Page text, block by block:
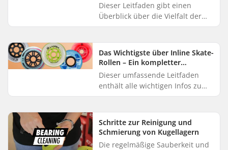
Dieser Leitfaden gibt einen
Überblick über die Vielfalt der
verfügbaren Inline Skates und
findest du die perfekten Sk...
Das Wichtigste über Inline Skate-
Rollen – Ein kompletter
Leitfaden
Dieser umfassende Leitfaden
enthält alle wichtigen Infos zu
Inline Skate-Rollen. Wir helfen dir
zu treffen, die zu de...
Schritte zur Reinigung und
Schmierung von Kugellagern
Die regelmäßige Sauberkeit und